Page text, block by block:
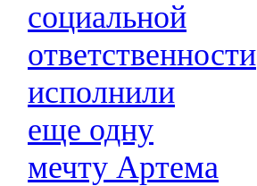
социальной
ответственности
исполнили
еще одну
мечту Артема